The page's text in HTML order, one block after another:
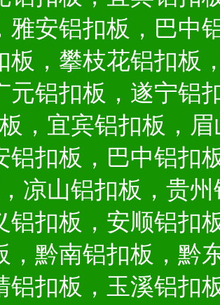
雅安铝扣板，巴中
板，攀枝花铝扣板
元铝扣板，遂宁铝
，宜宾铝扣板，
铝扣板，巴中铝扣
凉山铝扣板，贵
铝扣板，安顺铝扣
，黔南铝扣板，黔
铝扣板，玉溪铝扣